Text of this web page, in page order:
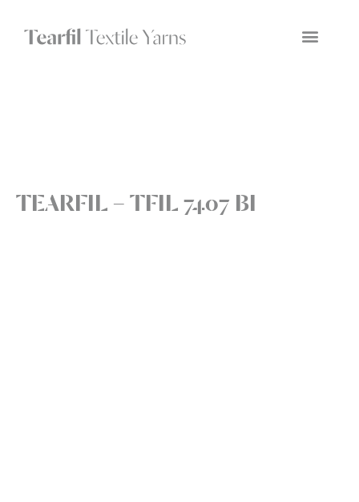
TEARFIL – TFIL 7407 BI